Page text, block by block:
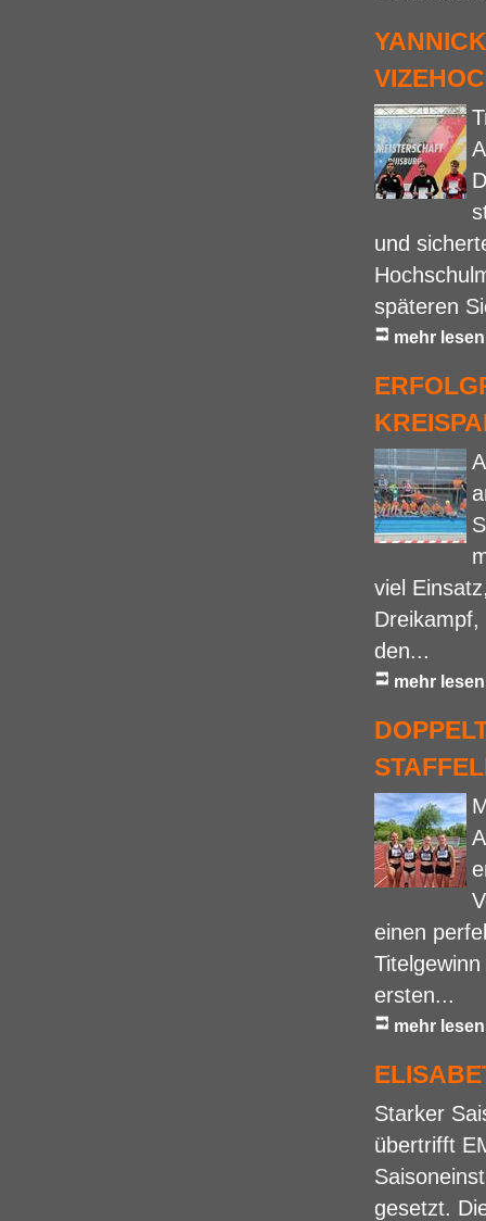
und
späteren
mehr lesen
viel
den...
mehr lesen
einen
ersten...
mehr lesen
Starker
übertrifft
gesetzt.